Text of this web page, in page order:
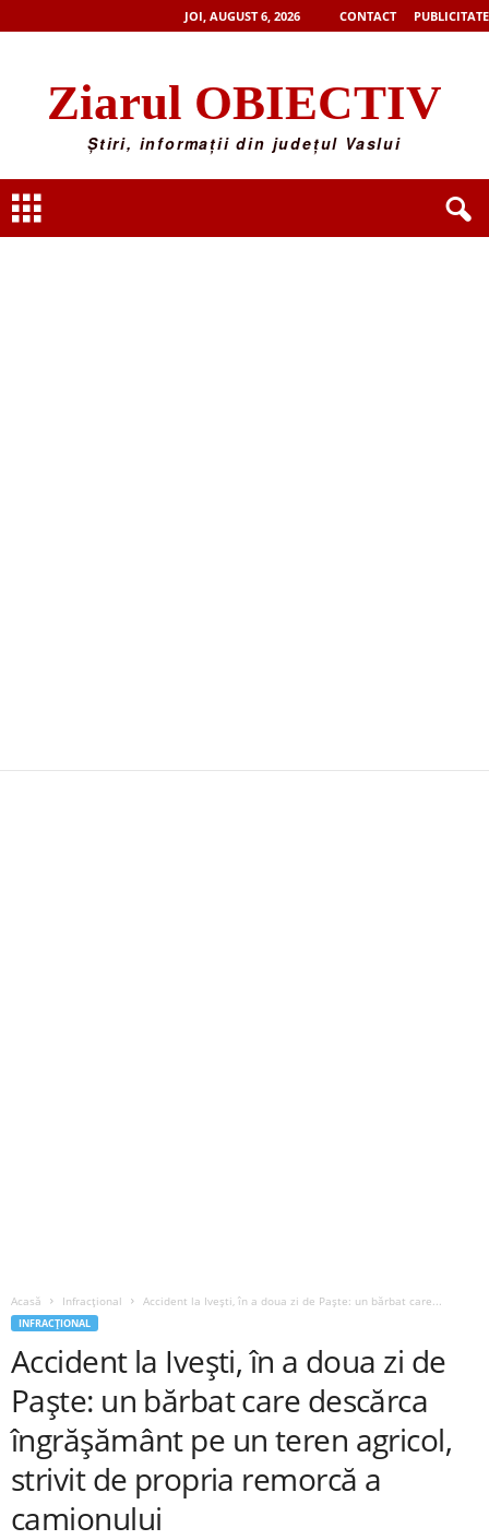
JOI, AUGUST 6, 2026 CONTACT PUBLICITATE
Ziarul OBIECTIV
Știri, informații din județul Vaslui
Acasă Infracțional Accident la Ivești, în a doua zi de Paște: un bărbat care...
INFRACȚIONAL
Accident la Ivești, în a doua zi de
Paște: un bărbat care descărca
îngrășământ pe un teren agricol,
strivit de propria remorcă a
camionului